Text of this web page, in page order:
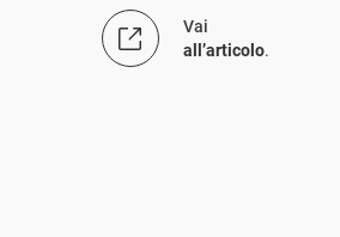
Vai
all’articolo.